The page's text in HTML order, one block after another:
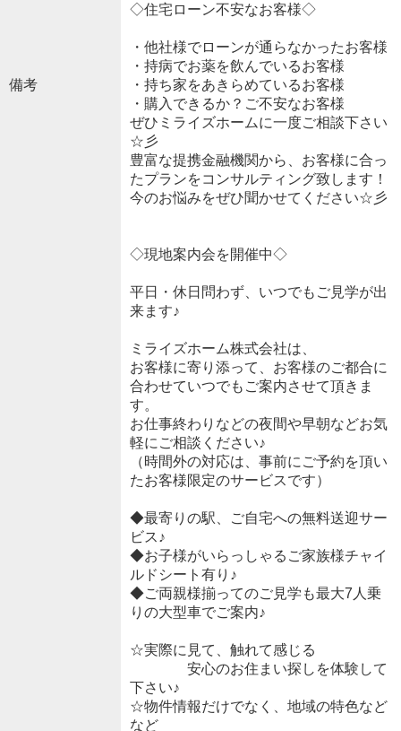
備考
◇住宅ローン不安なお客様◇
・他社様でローンが通らなかったお客様
・持病でお薬を飲んでいるお客様
・持ち家をあきらめているお客様
・購入できるか？ご不安なお客様
ぜひミライズホームに一度ご相談下さい
☆彡
豊富な提携金融機関から、お客様に合っ
たプランをコンサルティング致します！
今のお悩みをぜひ聞かせてください☆彡
◇現地案内会を開催中◇
平日・休日問わず、いつでもご見学が出
来ます♪
ミライズホーム株式会社は、
お客様に寄り添って、お客様のご都合に
合わせていつでもご案内させて頂きま
す。
お仕事終わりなどの夜間や早朝などお気
軽にご相談ください♪
（時間外の対応は、事前にご予約を頂い
たお客様限定のサービスです）
◆最寄りの駅、ご自宅への無料送迎サー
ビス♪
◆お子様がいらっしゃるご家族様チャイ
ルドシート有り♪
◆ご両親様揃ってのご見学も最大7人乗
りの大型車でご案内♪
☆実際に見て、触れて感じる
安心のお住まい探しを体験して
下さい♪
☆物件情報だけでなく、地域の特色など
など